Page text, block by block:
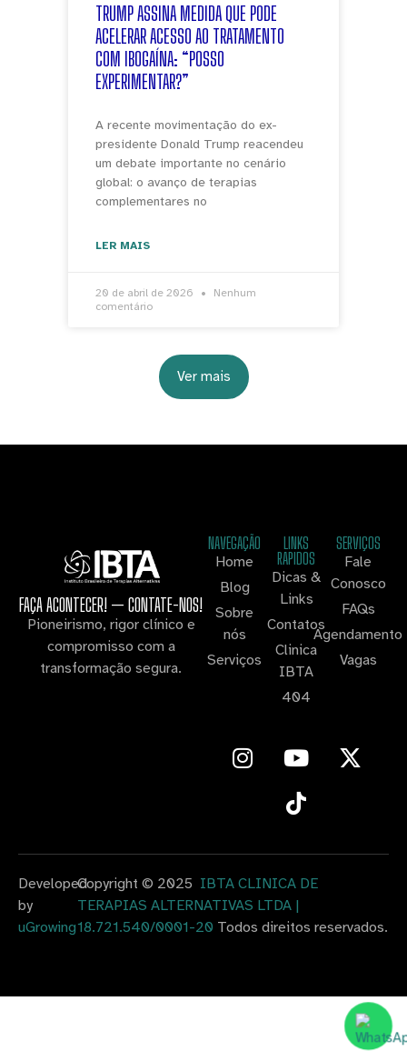
TRUMP ASSINA MEDIDA QUE PODE
ACELERAR ACESSO AO TRATAMENTO
COM IBOGAÍNA: “POSSO
EXPERIMENTAR?”
A recente movimentação do ex-
presidente Donald Trump reacendeu
um debate importante no cenário
global: o avanço de terapias
complementares no
LER MAIS
20 de abril de 2026
Nenhum
comentário
Ver mais
FAÇA ACONTECER! — CONTATE-NOS!
Pioneirismo, rigor clínico e
compromisso com a
transformação segura.
NAVEGAÇÃO
Home
Blog
Sobre
nós
Serviços
LINKS
RAPIDOS
Dicas &
Links
Contatos
Clinica
IBTA
404
SERVIÇOS
Fale
Conosco
FAQs
Agendamento
Vagas
Developed
by
uGrowing
Copyright © 2025 IBTA CLINICA DE
TERAPIAS ALTERNATIVAS LTDA |
18.721.540/0001-20 Todos direitos reservados.